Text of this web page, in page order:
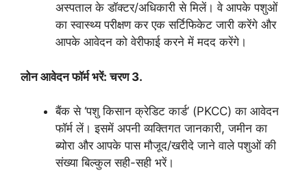
अस्पताल के डॉक्टर/अधिकारी से मिलें। वे आपके पशुओं
का स्वास्थ्य परीक्षण कर एक सर्टिफिकेट जारी करेंगे और
आपके आवेदन को वेरीफाई करने में मदद करेंगे।
लोन आवेदन फॉर्म भरें: चरण 3.
बैंक से ‘पशु किसान क्रेडिट कार्ड’ (PKCC) का आवेदन
फॉर्म लें। इसमें अपनी व्यक्तिगत जानकारी, जमीन का
ब्योरा और आपके पास मौजूद/खरीदे जाने वाले पशुओं की
संख्या बिल्कुल सही-सही भरें।